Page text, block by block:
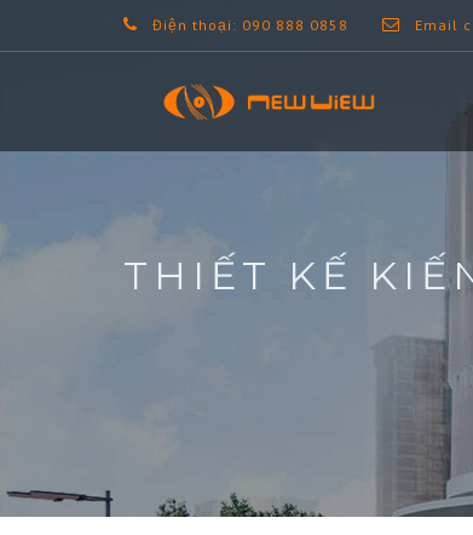
Điện thoại: 090 888 0858 Email
THIẾT KẾ